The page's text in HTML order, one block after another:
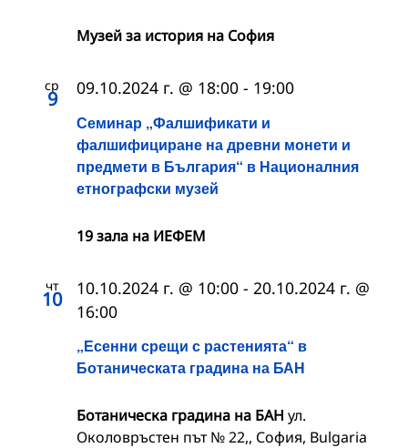
Музей за история на София
ср
9
Семинар „Фалшификати и
фалшифициране на древни монети и
предмети в България“ в Националния
етнографски музей
09.10.2024 г. @ 18:00 - 19:00
19 зала на ИЕФЕМ
чт
10
„Есенни срещи с растенията“ в
Ботаническата градина на БАН
10.10.2024 г. @ 10:00 - 20.10.2024 г. @
16:00
Ботаническа градина на БАН ул.
Околовръстен път № 22,, София, Bulgaria